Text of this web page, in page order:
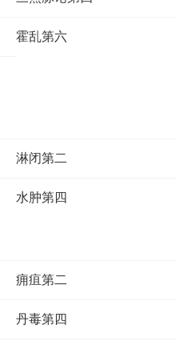
霍乱第六
淋闭第二
水肿第四
痈疽第二
丹毒第四